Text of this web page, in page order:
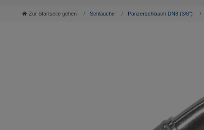
Zur Startseite gehen Schläuche Panzerschlauch DN8 (3/8")